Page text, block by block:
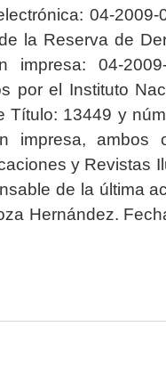
04-2009-
la Reserva de
04-2009-
por el Instituto
Título: 13449 y
impresa, ambos
y Revistas
de la última
Hernández.